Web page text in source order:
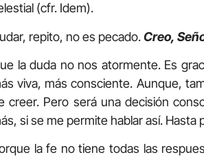
(cfr. Idem).
repito, no es pecado.Creo,
la duda no nos atormente. Es
viva, más consciente. Aunque,
creer. Pero será una decisión
si se me permite hablar así. Hasta
la fe no tiene todas las